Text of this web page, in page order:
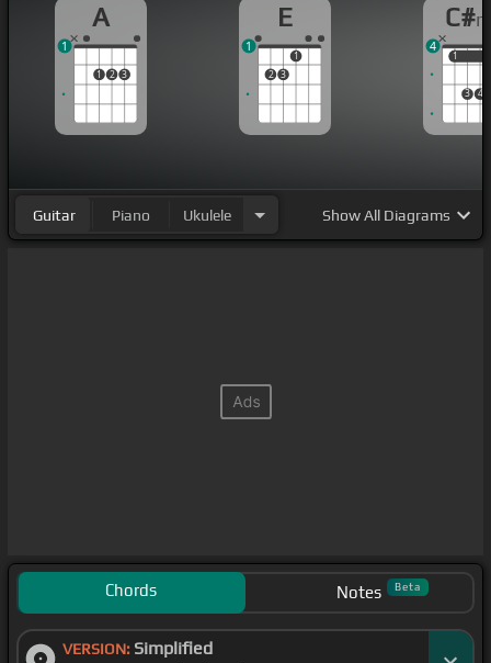
avere pensato che fossi soltanto
A
1 2 3
1
E
2 3
1
1
C#
1
3 4
1
4
Guitar Piano Ukulele ShowAll Diagrams
Chords Notes Beta
VERSION: Simplified